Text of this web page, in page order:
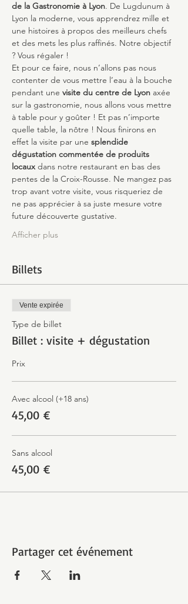
de la Gastronomie à Lyon. De Lugdunum à
Lyon la moderne, vous apprendrez mille et
une histoires à propos des meilleurs chefs
et des mets les plus raffinés. Notre objectif
? Vous régaler !
Et pour ce faire, nous n’allons pas nous
contenter de vous mettre l’eau à la bouche
pendant une visite du centre de Lyon axée
sur la gastronomie, nous allons vous mettre
à table pour y goûter ! Et pas n’importe
quelle table, la nôtre ! Nous finirons en
effet la visite par une splendide
dégustation commentée de produits
locaux dans notre restaurant en bas des
pentes de la Croix-Rousse. Ne mangez pas
trop avant votre visite, vous risqueriez de
ne pas apprécier à sa juste mesure votre
future découverte gustative.
Afficher plus
Billets
Vente expirée
Type de billet
Billet : visite + dégustation
Prix
Avec alcool (+18 ans)
45,00 €
Sans alcool
45,00 €
Partager cet événement